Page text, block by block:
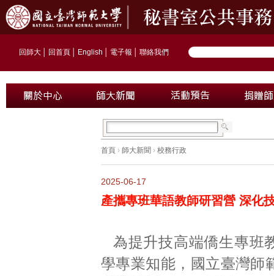
回師大 回首頁 English 電子報 聯絡我們
首頁 › 師大新聞 › 校務行政
2025-06-17
產攜專班華語教師研習營 深化
為提升技高端僑生專班
學專業知能，國立臺灣師